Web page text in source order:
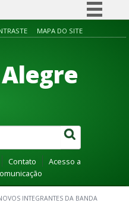
Simplifique!
Acesso à informação
Canais
MAPA DO SITE
Contato
Acesso a
INTEGRANTES DA BANDA